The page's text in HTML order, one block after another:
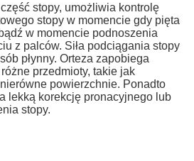
stopy, umożliwia kontrolę
stopy w momencie gdy pięta
w momencie podnoszenia
z palców. Siła podciągania stopy
płynny. Orteza zapobiega
przedmioty, takie jak
powierzchnie. Ponadto
lekką korekcję pronacyjnego lub
stopy.